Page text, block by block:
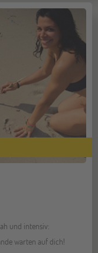
und intensiv:
warten auf dich!